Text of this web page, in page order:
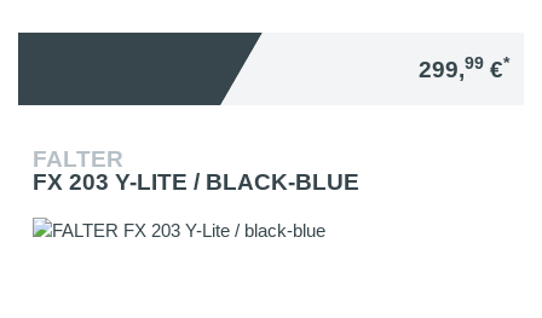
299,99 €*
FALTER
FX 203 Y-LITE / BLACK-BLUE